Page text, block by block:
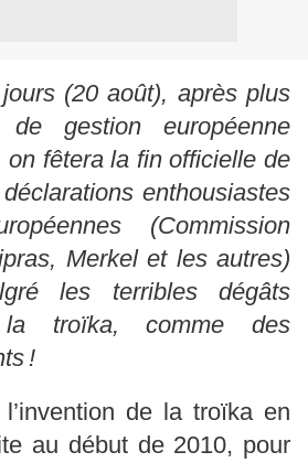
(20 août), après plus
gestion européenne
on fêtera la fin officielle de
enthousiastes
(Commission
Merkel et les autres)
les terribles dégâts
troïka, comme des
!
de la troïka en
au début de 2010, pour